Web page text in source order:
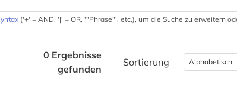
('+' = AND, '|' = OR, '"Phrase"', etc.), um die Suche zu erweitern
0 Ergebnisse
gefunden
Sortierung